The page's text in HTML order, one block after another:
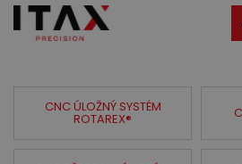
CNC ÚLOŽNÝ SYSTÉM
ROTAREX®